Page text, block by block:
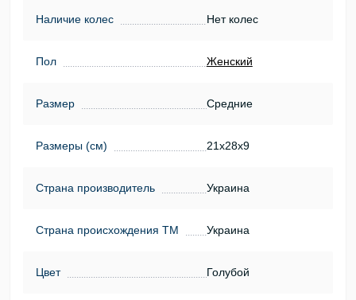
Наличие колес Нет колес
Пол Женский
Размер Средние
Размеры (см) 21х28х9
Страна производитель Украина
Страна происхождения ТМ Украина
Цвет Голубой